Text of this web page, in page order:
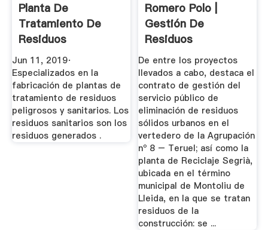
Planta De
Tratamiento De
Residuos
Peligrosos Y
Sanitarios ...
Jun 11, 2019·
Especializados en la
fabricación de plantas de
tratamiento de residuos
peligrosos y sanitarios. Los
residuos sanitarios son los
residuos generados .
Romero Polo |
Gestión De
Residuos
De entre los proyectos
llevados a cabo, destaca el
contrato de gestión del
servicio público de
eliminación de residuos
sólidos urbanos en el
vertedero de la Agrupación
nº 8 – Teruel; así como la
planta de Reciclaje Segrià,
ubicada en el término
municipal de Montoliu de
Lleida, en la que se tratan
residuos de la
construcción: se ...